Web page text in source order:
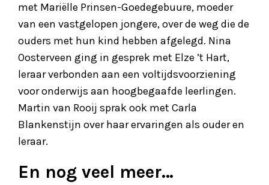
met Mariëlle Prinsen-Goedegebuure, moeder
van een vastgelopen jongere, over de weg die de
ouders met hun kind hebben afgelegd. Nina
Oosterveen ging in gesprek met Elze ’t Hart,
leraar verbonden aan een voltijdsvoorziening
voor onderwijs aan hoogbegaafde leerlingen.
Martin van Rooij sprak ook met Carla
Blankenstijn over haar ervaringen als ouder en
leraar.
En nog veel meer…